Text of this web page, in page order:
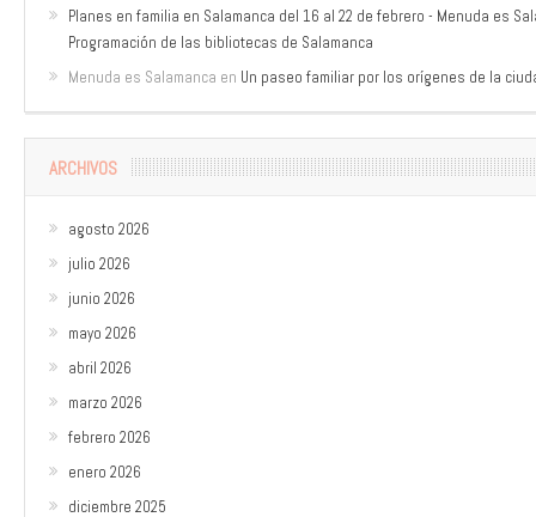
Planes en familia en Salamanca del 16 al 22 de febrero - Menuda es
Programación de las bibliotecas de Salamanca
Menuda es Salamanca en Un paseo familiar por los orígenes de la
ARCHIVOS
agosto 2026
julio 2026
junio 2026
mayo 2026
abril 2026
marzo 2026
febrero 2026
enero 2026
diciembre 2025